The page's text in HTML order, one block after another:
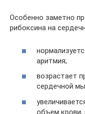
Особенно заметно
рибоксина на
аритмия;
возрастает
сердечной
объем